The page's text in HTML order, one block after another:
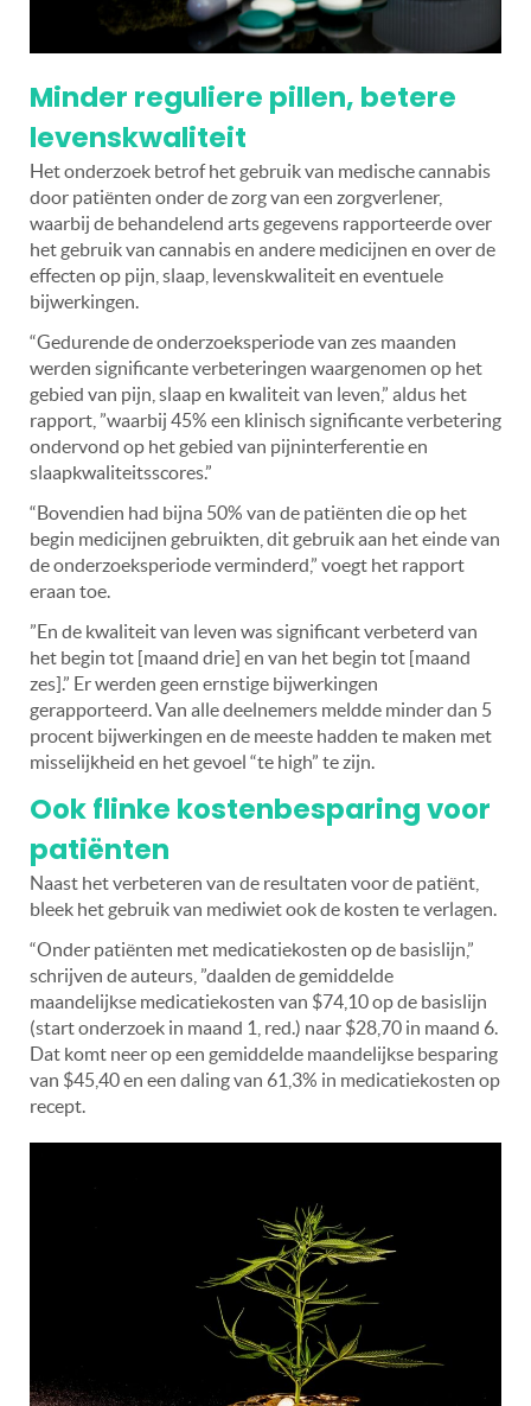
Minder reguliere pillen, betere
levenskwaliteit
Het onderzoek betrof het gebruik van medische cannabis
door patiënten onder de zorg van een zorgverlener,
waarbij de behandelend arts gegevens rapporteerde over
het gebruik van cannabis en andere medicijnen en over de
effecten op pijn, slaap, levenskwaliteit en eventuele
bijwerkingen.
“Gedurende de onderzoeksperiode van zes maanden
werden significante verbeteringen waargenomen op het
gebied van pijn, slaap en kwaliteit van leven,” aldus het
rapport, ”waarbij 45% een klinisch significante verbetering
ondervond op het gebied van pijninterferentie en
slaapkwaliteitsscores.”
“Bovendien had bijna 50% van de patiënten die op het
begin medicijnen gebruikten, dit gebruik aan het einde van
de onderzoeksperiode verminderd,” voegt het rapport
eraan toe.
”En de kwaliteit van leven was significant verbeterd van
het begin tot [maand drie] en van het begin tot [maand
zes].” Er werden geen ernstige bijwerkingen
gerapporteerd. Van alle deelnemers meldde minder dan 5
procent bijwerkingen en de meeste hadden te maken met
misselijkheid en het gevoel “te high” te zijn.
Ook flinke kostenbesparing voor
patiënten
Naast het verbeteren van de resultaten voor de patiënt,
bleek het gebruik van mediwiet ook de kosten te verlagen.
“Onder patiënten met medicatiekosten op de basislijn,”
schrijven de auteurs, ”daalden de gemiddelde
maandelijkse medicatiekosten van $74,10 op de basislijn
(start onderzoek in maand 1, red.) naar $28,70 in maand 6.
Dat komt neer op een gemiddelde maandelijkse besparing
van $45,40 en een daling van 61,3% in medicatiekosten op
recept.